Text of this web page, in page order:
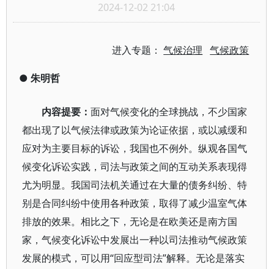
2024-12-02 21:04
进入专题：气候治理 气候政策
● 朱明哲
内容提要： 面对气候变化的全球挑战，不少国家
都出现了以气候法律或政策为论证依据，或以减缓和
应对为主要目标的诉讼，我国也不例外。纵观各国气
候变化诉讼实践，司法与政策之间的互动关系表现得
尤为明显。我国司法机关通过在大量的债务纠纷、特
别是合同纠纷中使用各种政策，取得了减少温室气体
排放的效果。相比之下，无论是在欧美还是南方国
家，气候变化诉讼中发展出一种以司法推动气候政策
发展的模式，可以用“回应型司法”解释。无论是落实